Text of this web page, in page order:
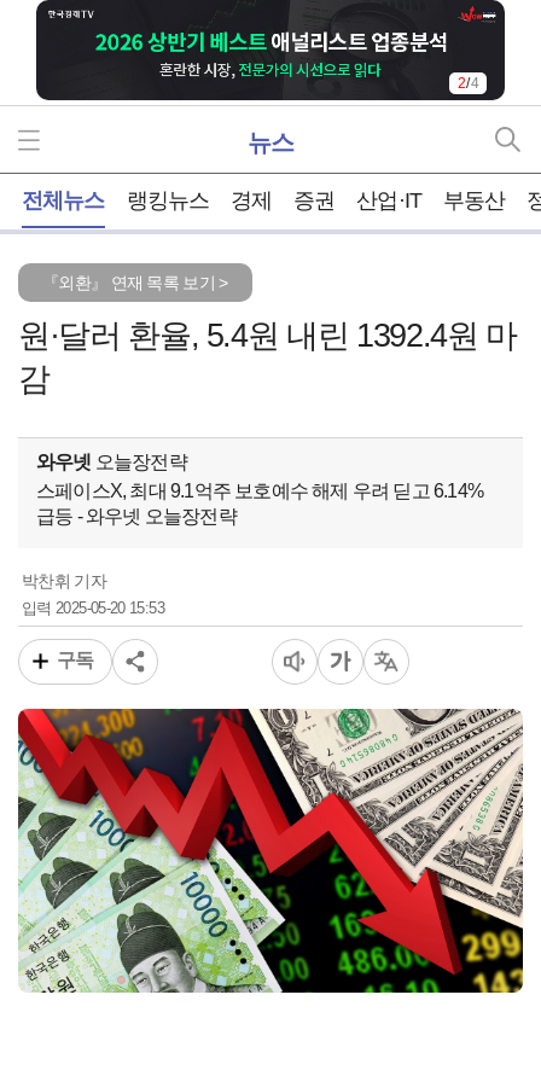
2/4
뉴스
전체뉴스 랭킹뉴스 경제 증권 산업·IT 부동산
『외환』 연재 목록 보기 >
원·달러 환율, 5.4원 내린 1392.4원 마
감
와우넷 오늘장전략
스페이스X, 최대 9.1억주 보호예수 해제 우려 딛고 6.14%
급등 - 와우넷 오늘장전략
박찬휘 기자
입력 2025-05-20 15:53
구독